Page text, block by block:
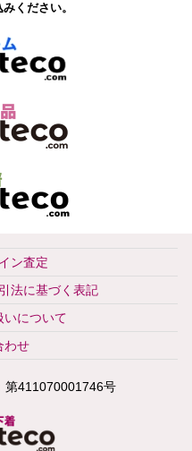
ください。
ン査定
法に基づく表記
いについて
わせ
第411070001746号